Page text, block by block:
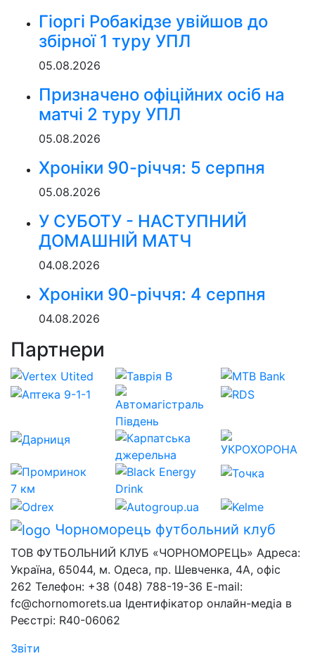
Гіоргі Робакідзе увійшов до
збірної 1 туру УПЛ
05.08.2026
Призначено офіційних осіб на
матчі 2 туру УПЛ
05.08.2026
Хроніки 90-річчя: 5 серпня
05.08.2026
У СУБОТУ - НАСТУПНИЙ
ДОМАШНІЙ МАТЧ
04.08.2026
Хроніки 90-річчя: 4 серпня
04.08.2026
Партнери
Чорноморець футбольний клуб
ТОВ ФУТБОЛЬНИЙ КЛУБ «ЧОРНОМОРЕЦЬ» Адреса:
Україна, 65044, м. Одеса, пр. Шевченка, 4А, офіс
262 Телефон: +38 (048) 788-19-36 E-mail:
fc@chornomorets.ua Ідентифікатор онлайн-медіа в
Реєстрі: R40-06062
Звіти